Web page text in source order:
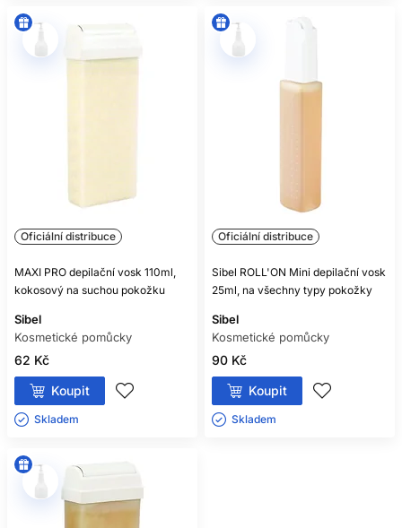
Oficiální distribuce
MAXI PRO depilační vosk 110ml,
kokosový na suchou pokožku
Sibel
Kosmetické pomůcky
62 Kč
Koupit
Skladem ㅤ
Oficiální distribuce
Sibel ROLL'ON Mini depilační vosk
25ml, na všechny typy pokožky
Sibel
Kosmetické pomůcky
90 Kč
Koupit
Skladem ㅤ